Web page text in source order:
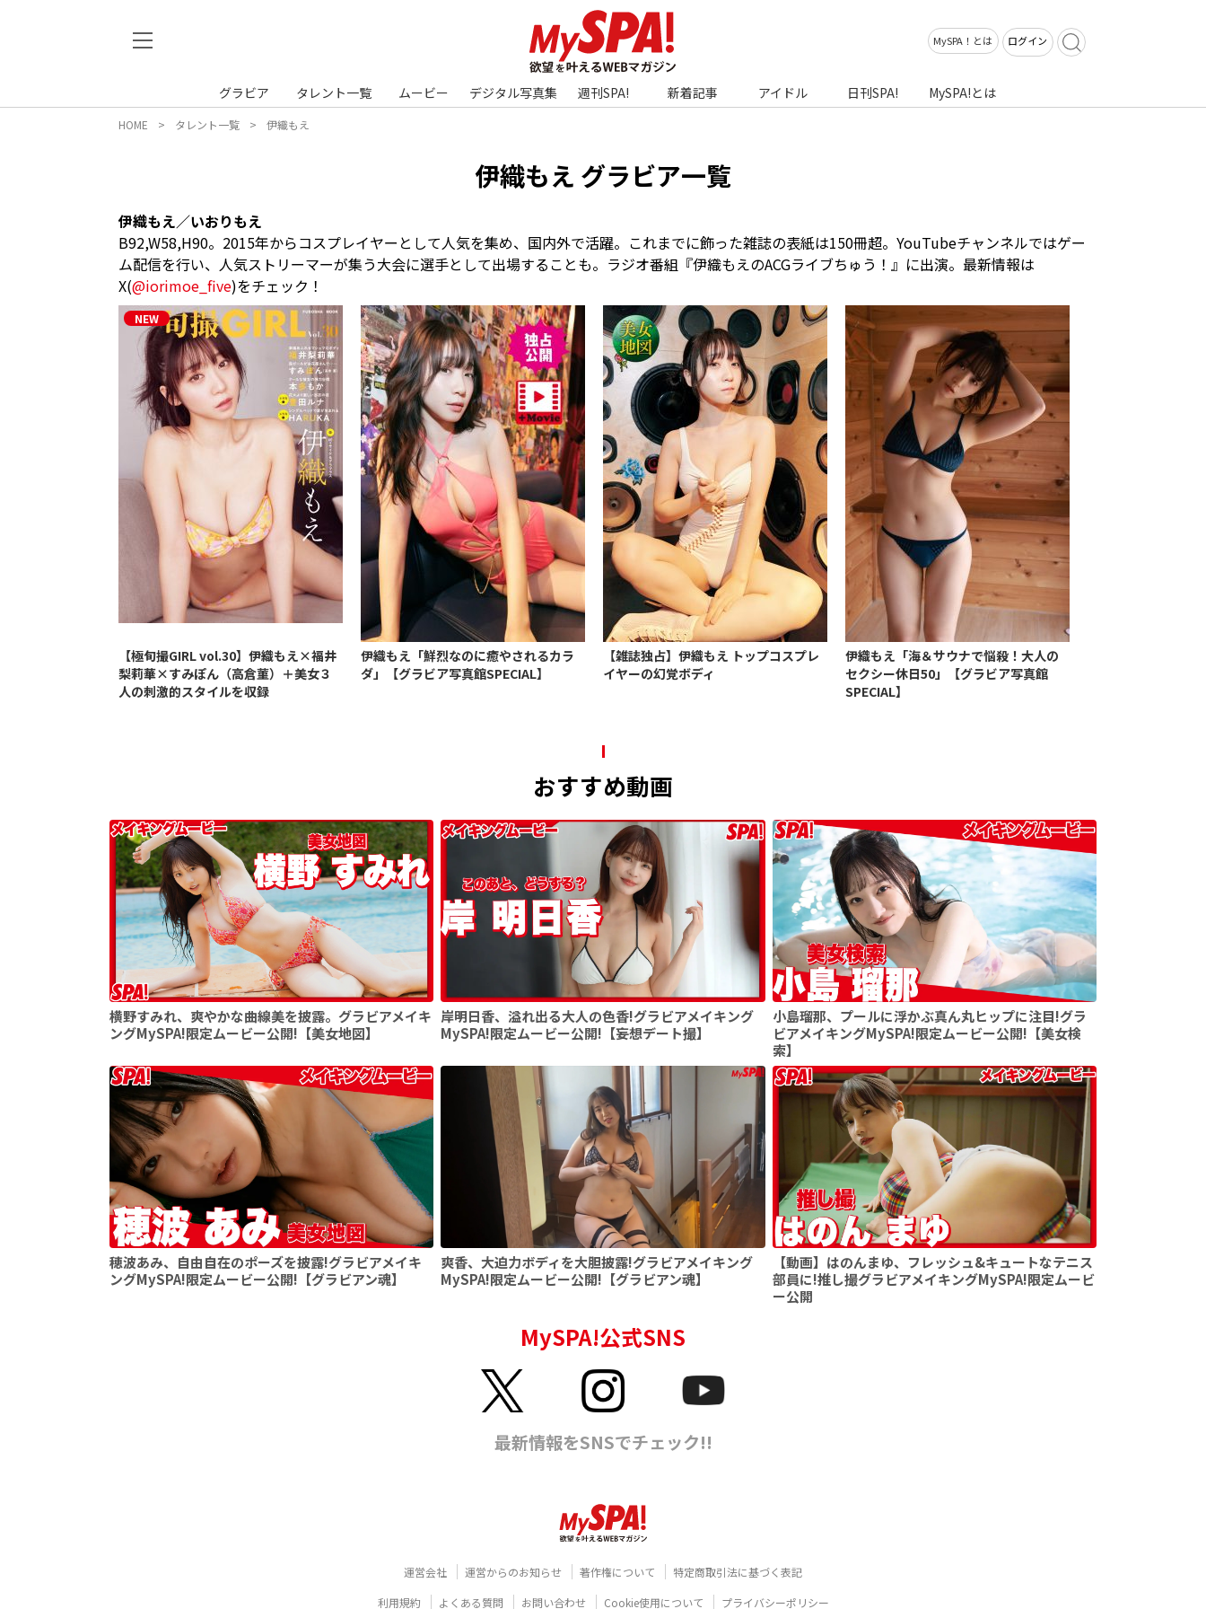
MySPA！とは ログイン
グラビア タレント一覧 ムービー デジタル写真集 週刊SPA! 新着記事 アイドル 日刊SPA! MySPA!とは
HOME タレント一覧 伊織もえ
伊織もえ グラビア一覧
伊織もえ／いおりもえ
B92,W58,H90。2015年からコスプレイヤーとして人気を集め、国内外で活躍。これまでに飾った雑誌の表紙は150冊超。YouTubeチャンネルではゲー
ム配信を行い、人気ストリーマーが集う大会に選手として出場することも。ラジオ番組『伊織もえのACGライブちゅう！』に出演。最新情報は
X(@iorimoe_five)をチェック！
【極旬撮GIRL vol.30】伊織もえ×福井
梨莉華×すみぽん（高倉菫）＋美女３
人の刺激的スタイルを収録
伊織もえ「鮮烈なのに癒やされるカラ
ダ」【グラビア写真館SPECIAL】
【雑誌独占】伊織もえ トップコスプレ
イヤーの幻覚ボディ
伊織もえ「海＆サウナで悩殺！大人の
セクシー休日50」【グラビア写真館
SPECIAL】
おすすめ動画
横野すみれ、爽やかな曲線美を披露。グラビアメイキ
ングMySPA!限定ムービー公開!【美女地図】
岸明日香、溢れ出る大人の色香!グラビアメイキング
MySPA!限定ムービー公開!【妄想デート撮】
小島瑠那、プールに浮かぶ真ん丸ヒップに注目!グラ
ビアメイキングMySPA!限定ムービー公開!【美女検
索】
穂波あみ、自由自在のポーズを披露!グラビアメイキ
ングMySPA!限定ムービー公開!【グラビアン魂】
爽香、大迫力ボディを大胆披露!グラビアメイキング
MySPA!限定ムービー公開!【グラビアン魂】
【動画】はのんまゆ、フレッシュ&キュートなテニス
部員に!推し撮グラビアメイキングMySPA!限定ムービ
ー公開
運営会社 運営からのお知らせ 著作権について
特定商取引法に基づく表記
利用規約
よくある質問 お問い合わせ Cookie使用について プライバシーポリシー